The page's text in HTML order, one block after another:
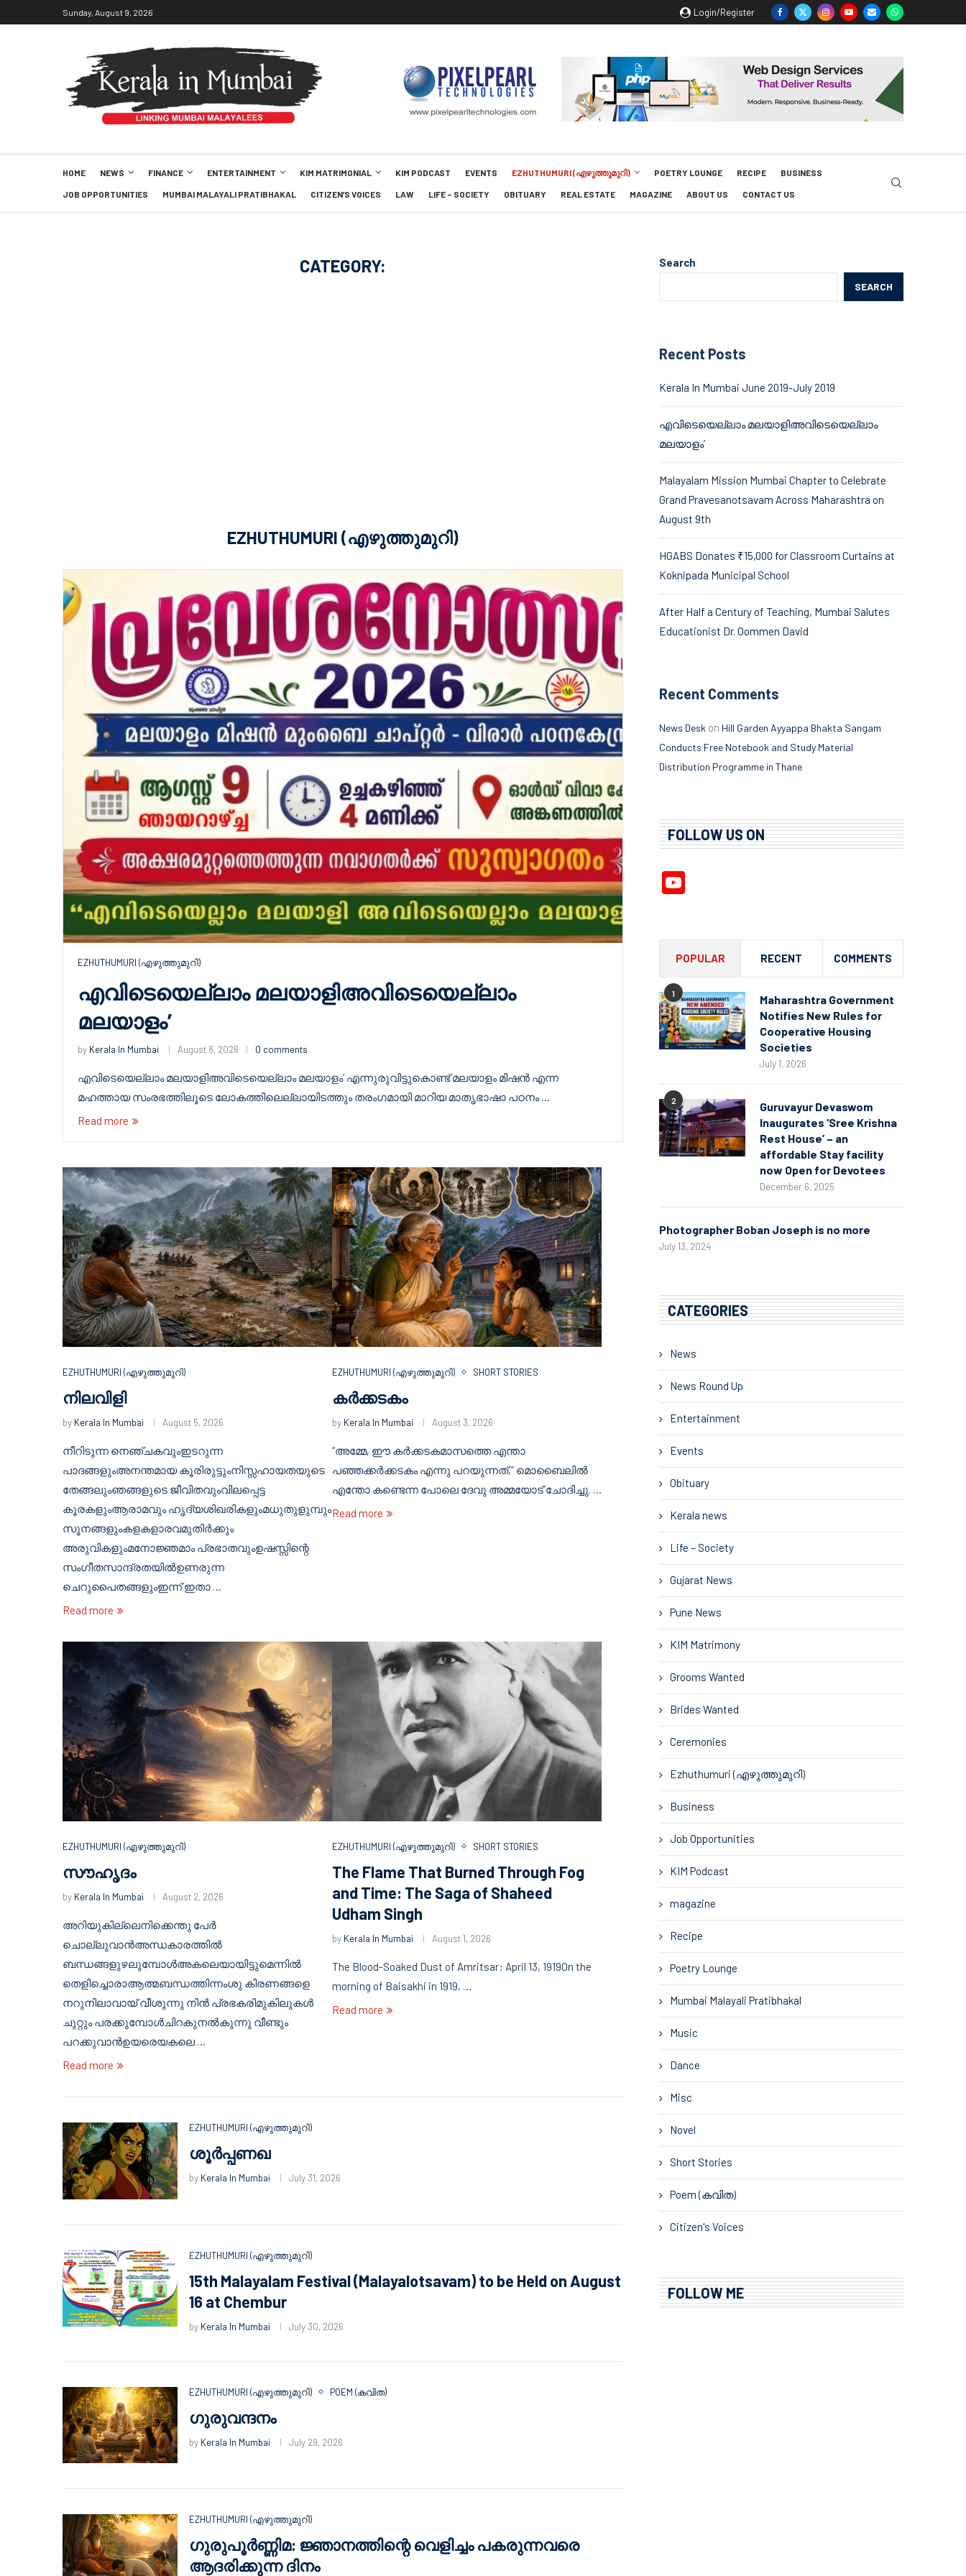
Sunday, August 9, 2026 Login/Register
HOME NEWS FINANCE ENTERTAINMENT KIM MATRIMONIAL KIM PODCAST EVENTS EZHUTHUMURI (എഴുത്തുമുറി) POETRY LOUNGE RECIPE BUSINESS
JOB OPPORTUNITIES MUMBAI MALAYALI PRATIBHAKAL CITIZEN’S VOICES LAW LIFE – SOCIETY OBITUARY REAL ESTATE MAGAZINE ABOUT US CONTACT US
CATEGORY:
EZHUTHUMURI (എഴുത്തുമുറി)
EZHUTHUMURI (എഴുത്തുമുറി)
എവിടെയെല്ലാം മലയാളിഅവിടെയെല്ലാം
മലയാളം’
by Kerala In Mumbai August 8, 2026 0 comments
എവിടെയെല്ലാം മലയാളിഅവിടെയെല്ലാം മലയാളം’ എന്നുരുവിട്ടുകൊണ്ട് മലയാളം മിഷൻ എന്ന
മഹത്തായ സംരഭത്തിലൂടെ ലോകത്തിലെല്ലായിടത്തും തരംഗമായി മാറിയ മാതൃഭാഷാ പഠനം …
Read more
EZHUTHUMURI (എഴുത്തുമുറി)
നിലവിളി
by Kerala In Mumbai August 5, 2026
നീറിടുന്ന നെഞ്ചകവുംഇടറുന്ന
പാദങ്ങളുംഅനന്തമായ കൂരിരുട്ടുംനിസ്സഹായതയുടെ
തേങ്ങലുംഞങ്ങളുടെ ജീവിതവുംവിലപ്പെട്ട
കൂരകളുംആരാമവും ഹൃദ്യശിഖരികളുംമധുതുളുമ്പും
സൂനങ്ങളുംകളകളാരവമുതിർക്കും
അരുവികളുംമനോജ്ഞമാം പ്രഭാതവുംഉഷസ്സിന്റെ
സംഗീതസാന്ദ്രതയിൽഉണരുന്ന
ചെറുപൈതങ്ങളുംഇന്ന് ഇതാ …
Read more
EZHUTHUMURI (എഴുത്തുമുറി) SHORT STORIES
കർക്കടകം
by Kerala In Mumbai August 3, 2026
“അമ്മേ, ഈ കർക്കടകമാസത്തെ എന്താ
പഞ്ഞക്കർക്കടകം എന്നു പറയുന്നത്,” മൊബൈലിൽ
എന്തോ കണ്ടെന്ന പോലെ ദേവു അമ്മയോട് ചോദിച്ചു. …
Read more
EZHUTHUMURI (എഴുത്തുമുറി)
സൗഹൃദം
by Kerala In Mumbai August 2, 2026
അറിയുകില്ലെനിക്കെന്തു പേർ
ചൊല്ലുവാൻഅന്ധകാരത്തിൽ
ബന്ധങ്ങളുഴലുമ്പോൾഅകലെയായിട്ടുമെന്നിൽ
തെളിച്ചൊരാആത്മബന്ധത്തിന്നംശു കിരണങ്ങളെ
നറുനിലാവായ് വീശുന്നു നിൻ പ്രഭകരിമുകിലുകൾ
ചുറ്റും പരക്കുമ്പോൾചിറകുനൽകുന്നു വീണ്ടും
പറക്കുവാൻഉയരെയകലെ …
Read more
EZHUTHUMURI (എഴുത്തുമുറി) SHORT STORIES
The Flame That Burned Through Fog
and Time: The Saga of Shaheed
Udham Singh
by Kerala In Mumbai August 1, 2026
The Blood-Soaked Dust of Amritsar: April 13, 1919On the
morning of Baisakhi in 1919, …
Read more
EZHUTHUMURI (എഴുത്തുമുറി)
ശൂർപ്പണഖ
by Kerala In Mumbai July 31, 2026
EZHUTHUMURI (എഴുത്തുമുറി)
15th Malayalam Festival (Malayalotsavam) to be Held on August
16 at Chembur
by Kerala In Mumbai July 30, 2026
EZHUTHUMURI (എഴുത്തുമുറി) POEM (കവിത)
ഗുരുവന്ദനം
by Kerala In Mumbai July 29, 2026
EZHUTHUMURI (എഴുത്തുമുറി)
ഗുരുപൂർണ്ണിമ: ജ്ഞാനത്തിന്റെ വെളിച്ചം പകരുന്നവരെ
ആദരിക്കുന്ന ദിനം
Search
SEARCH
Recent Posts
Kerala In Mumbai June 2019-July 2019
എവിടെയെല്ലാം മലയാളിഅവിടെയെല്ലാം
മലയാളം’
Malayalam Mission Mumbai Chapter to Celebrate
Grand Pravesanotsavam Across Maharashtra on
August 9th
HGABS Donates ₹15,000 for Classroom Curtains at
Koknipada Municipal School
After Half a Century of Teaching, Mumbai Salutes
Educationist Dr. Oommen David
Recent Comments
News Desk on Hill Garden Ayyappa Bhakta Sangam
Conducts Free Notebook and Study Material
Distribution Programme in Thane
FOLLOW US ON
POPULAR RECENT COMMENTS
1
Maharashtra Government
Notifies New Rules for
Cooperative Housing
Societies
July 1, 2026
2
Guruvayur Devaswom
Inaugurates ‘Sree Krishna
Rest House’ – an
affordable Stay facility
now Open for Devotees
December 6, 2025
Photographer Boban Joseph is no more
July 13, 2024
CATEGORIES
News
News Round Up
Entertainment
Events
Obituary
Kerala news
Life – Society
Gujarat News
Pune News
KIM Matrimony
Grooms Wanted
Brides Wanted
Ceremonies
Ezhuthumuri (എഴുത്തുമുറി)
Business
Job Opportunities
KIM Podcast
magazine
Recipe
Poetry Lounge
Mumbai Malayali Pratibhakal
Music
Dance
Misc
Novel
Short Stories
Poem (കവിത)
Citizen's Voices
FOLLOW ME